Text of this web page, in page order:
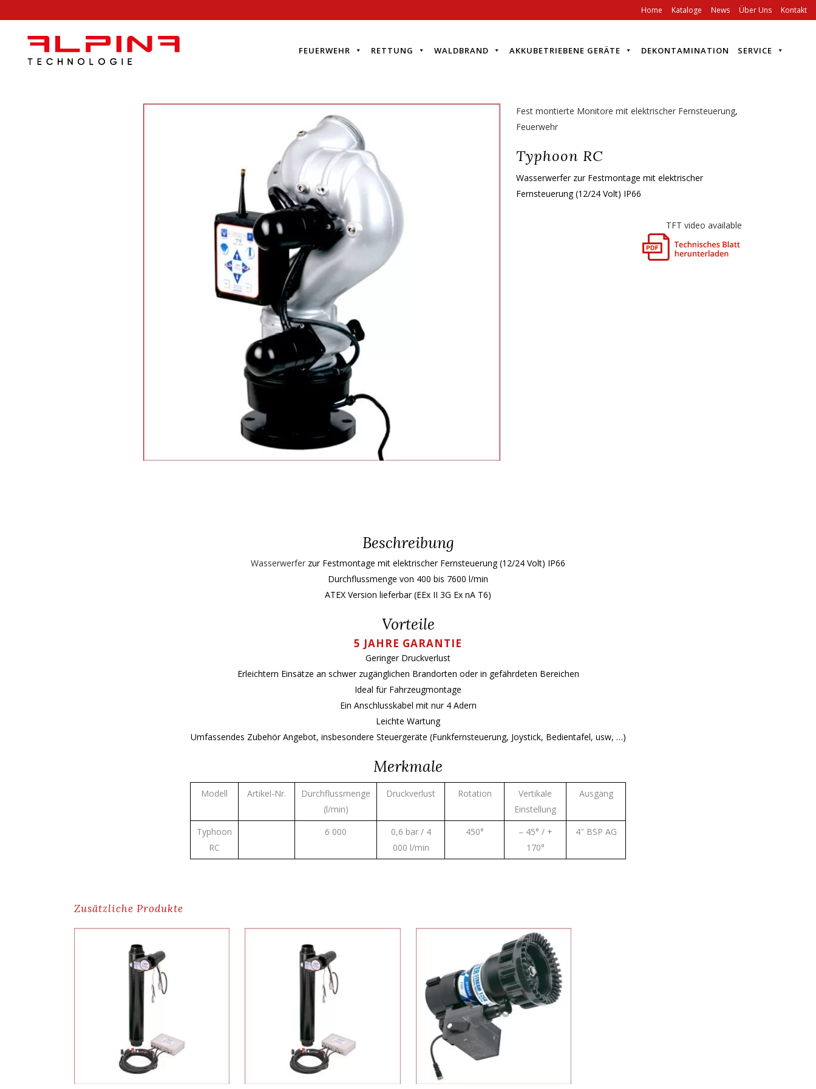
Home Kataloge News Über Uns Kontakt
FEUERWEHR RETTUNG WALDBRAND AKKUBETRIEBENE GERÄTE DEKONTAMINATION SERVICE
Fest montierte Monitore mit elektrischer Fernsteuerung,
Feuerwehr
Typhoon RC
Wasserwerfer zur Festmontage mit elektrischer
Fernsteuerung (12/24 Volt) IP66
TFT video available
Beschreibung
Wasserwerfer zur Festmontage mit elektrischer Fernsteuerung (12/24 Volt) IP66
Durchflussmenge von 400 bis 7600 l/min
ATEX Version lieferbar (EEx II 3G Ex nA T6)
Vorteile
5 JAHRE GARANTIE
Geringer Druckverlust
Erleichtern Einsätze an schwer zugänglichen Brandorten oder in gefährdeten Bereichen
Ideal für Fahrzeugmontage
Ein Anschlusskabel mit nur 4 Adern
Leichte Wartung
Umfassendes Zubehör Angebot, insbesondere Steuergeräte (Funkfernsteuerung, Joystick, Bedientafel, usw, …)
Merkmale
Modell Artikel-Nr.
Durchflussmenge
(l/min)
Druckverlust Rotation
Vertikale
Einstellung
Ausgang
Typhoon
RC
6 000
0,6 bar / 4
000 l/min
450°
– 45° / +
170°
4″ BSP AG
Zusätzliche Produkte